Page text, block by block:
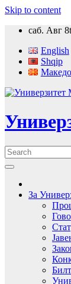
Skip to content
саб. Авг
English
Shqip
За